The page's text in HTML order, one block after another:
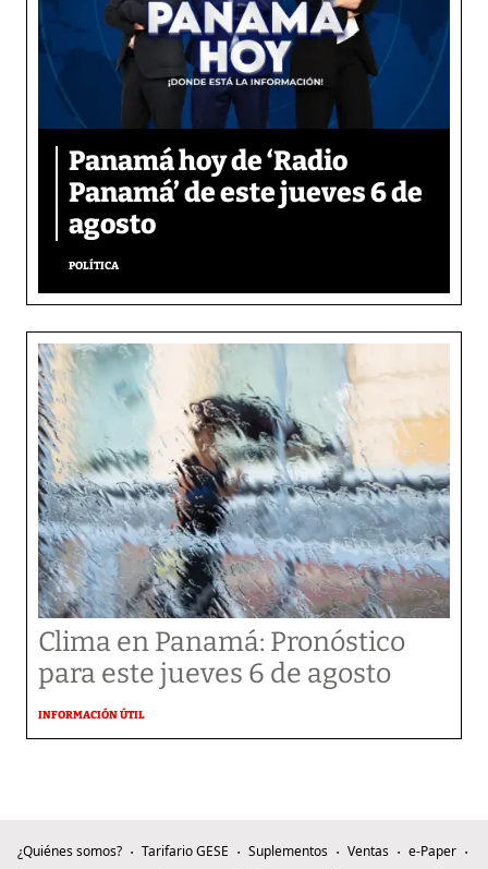
Panamá hoy de ‘Radio
Panamá’ de este jueves 6 de
agosto
POLÍTICA
Clima en Panamá: Pronóstico
para este jueves 6 de agosto
INFORMACIÓN ÚTIL
¿Quiénes somos? Tarifario GESE Suplementos Ventas
e-Paper